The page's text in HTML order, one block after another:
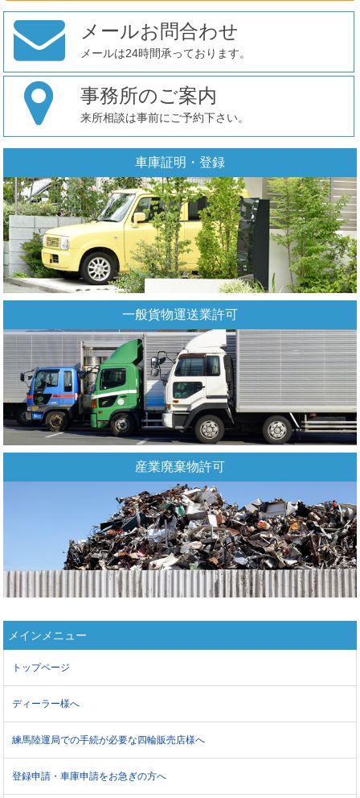
メールお問合わせ
メールは24時間承っております。
事務所のご案内
来所相談は事前にご予約下さい。
車庫証明・登録
一般貨物運送業許可
産業廃棄物許可
メインメニュー
トップページ
ディーラー様へ
練馬陸運局での手続が必要な四輪販売店様へ
登録申請・車庫申請をお急ぎの方へ